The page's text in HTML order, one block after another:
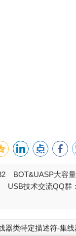
BOT&UASP大容
USB技术交流QQ群：
器类特定描述符-集